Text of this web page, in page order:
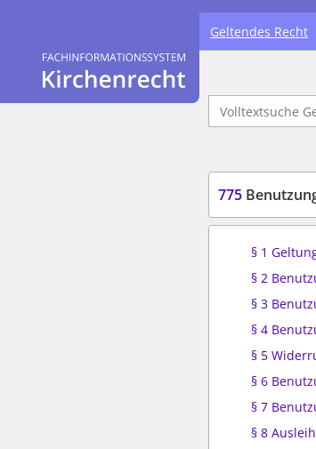
Logo Fachinformationssystem Kirchenrecht
Geltendes Recht
Volltextsuche
775
§ 1
§ 2
§ 3
§ 4
§ 5
§ 6
§ 7
§ 8